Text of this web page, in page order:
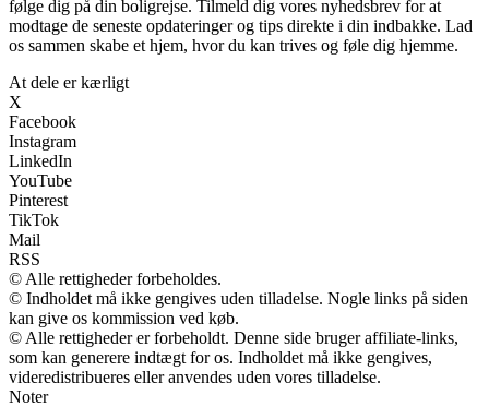
følge dig på din boligrejse. Tilmeld dig vores nyhedsbrev for at
modtage de seneste opdateringer og tips direkte i din indbakke. Lad
os sammen skabe et hjem, hvor du kan trives og føle dig hjemme.
At dele er kærligt
X
Facebook
Instagram
LinkedIn
YouTube
Pinterest
TikTok
Mail
RSS
© Alle rettigheder forbeholdes.
© Indholdet må ikke gengives uden tilladelse. Nogle links på siden
kan give os kommission ved køb.
© Alle rettigheder er forbeholdt. Denne side bruger affiliate-links,
som kan generere indtægt for os. Indholdet må ikke gengives,
videredistribueres eller anvendes uden vores tilladelse.
Noter